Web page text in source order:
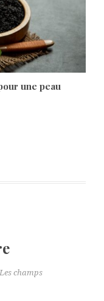
une peau
Les champs